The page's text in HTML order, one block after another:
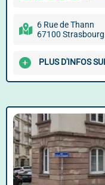
6 Rue de Thann
67100 Strasbourg
PLUS D'INFOS